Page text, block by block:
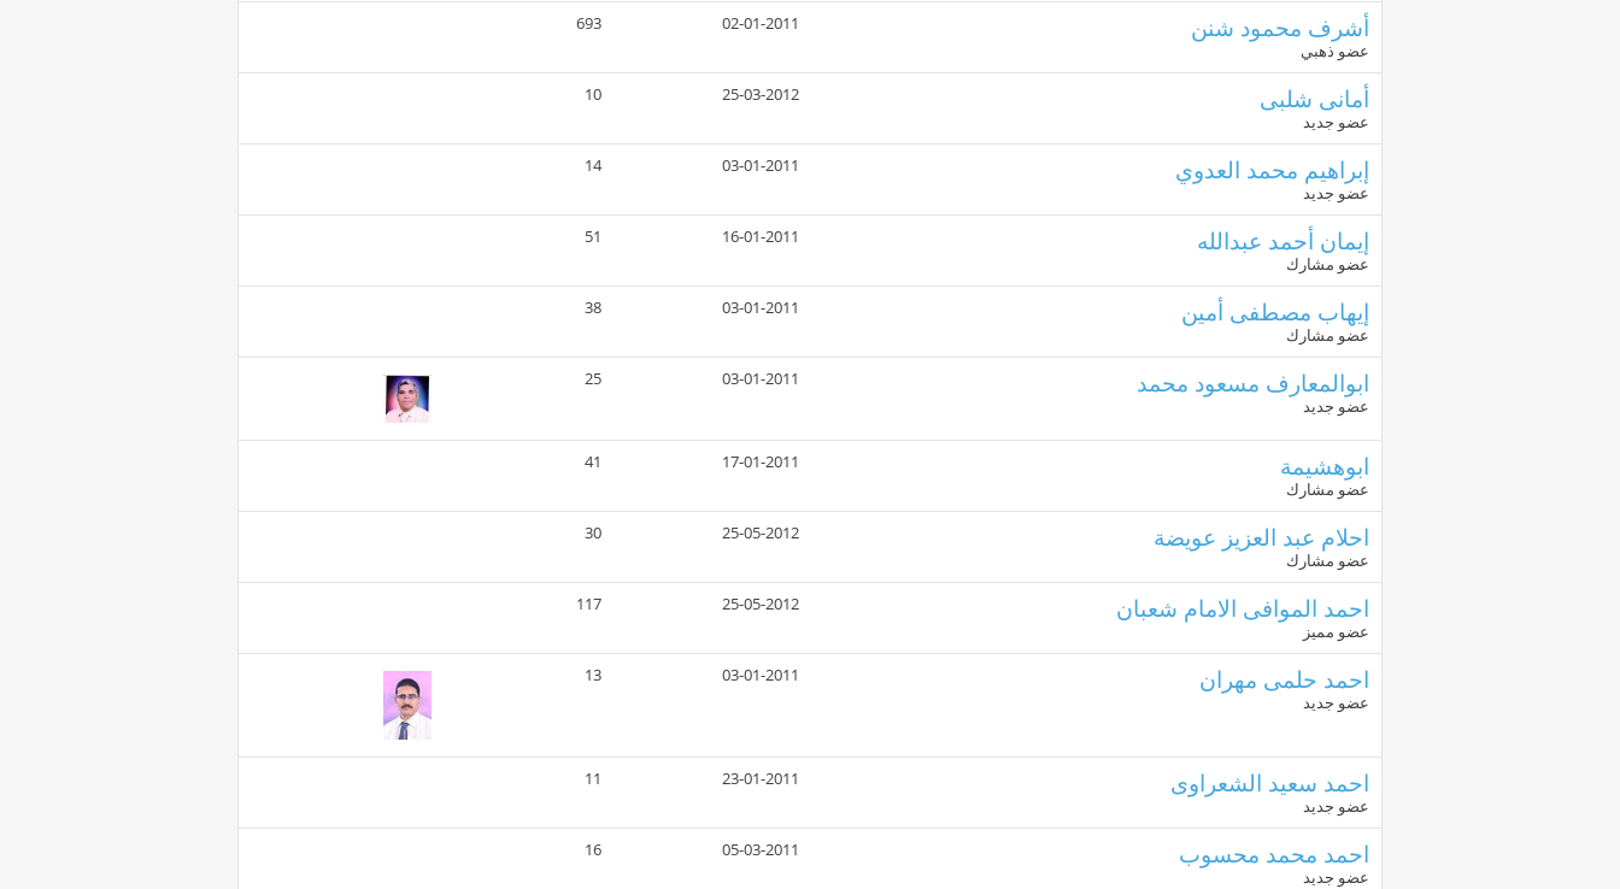
أشرف محمود شنن
عضو ذهبي
02-01-2011
693
أمانى شلبى
عضو جديد
25-03-2012
10
إبراهيم محمد العدوي
عضو جديد
03-01-2011
14
إيمان أحمد عبدالله
عضو مشارك
16-01-2011
51
إيهاب مصطفى أمين
عضو مشارك
03-01-2011
38
ابوالمعارف مسعود محمد
عضو جديد
03-01-2011
25
ابوهشيمة
عضو مشارك
17-01-2011
41
احلام عبد العزيز عويضة
عضو مشارك
25-05-2012
30
احمد الموافى الامام شعبان
عضو مميز
25-05-2012
117
احمد حلمى مهران
عضو جديد
03-01-2011
13
احمد سعيد الشعراوى
عضو جديد
23-01-2011
11
احمد محمد محسوب
عضو جديد
05-03-2011
16